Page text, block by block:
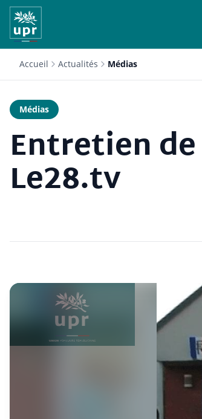
Accueil Actualités Médias
Médias
Entretien
Le28.tv